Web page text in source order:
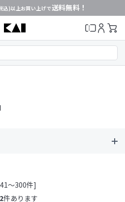
込)以上お買い上げで送料無料！
～300件]
件あります